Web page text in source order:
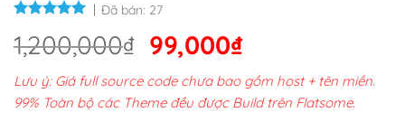
Đã bán: 27
1,200,000₫ Giá
gốc
là:
1,200,000₫.
99,000₫Giá
hiện
tại
Lưu ý: Giá full source code chưa bao gồm host + tên miền.
99% Toàn bộ các Theme đều được Build trên Flatsome.